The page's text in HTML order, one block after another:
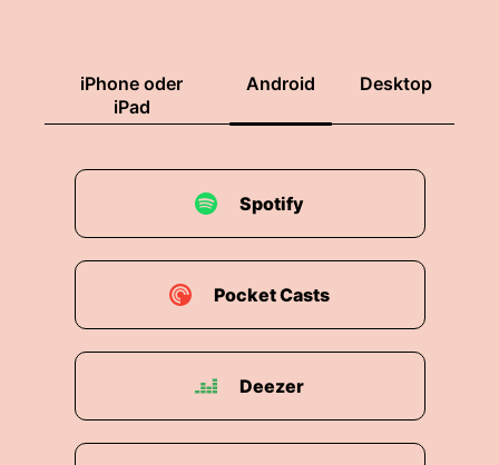
iPhone oder
iPad
Android Desktop
Spotify
Pocket Casts
Deezer